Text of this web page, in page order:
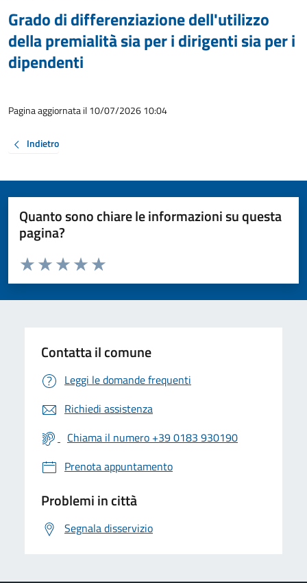
Grado di differenziazione dell'utilizzo
della premialità sia per i dirigenti sia per i
dipendenti
Pagina aggiornata il 10/07/2026 10:04
Indietro
Quanto sono chiare le informazioni su questa
pagina?
Valuta da 1 a 5 stelle la pagina
Valuta 5 stelle su 5
Valuta 4 stelle su 5
Valuta 3 stelle su 5
Valuta 2 stelle su 5
Valuta 1 stelle su 5
Contatta il comune
Leggi le domande frequenti
Richiedi assistenza
Chiama il numero +39 0183 930190
Prenota appuntamento
Problemi in città
Segnala disservizio